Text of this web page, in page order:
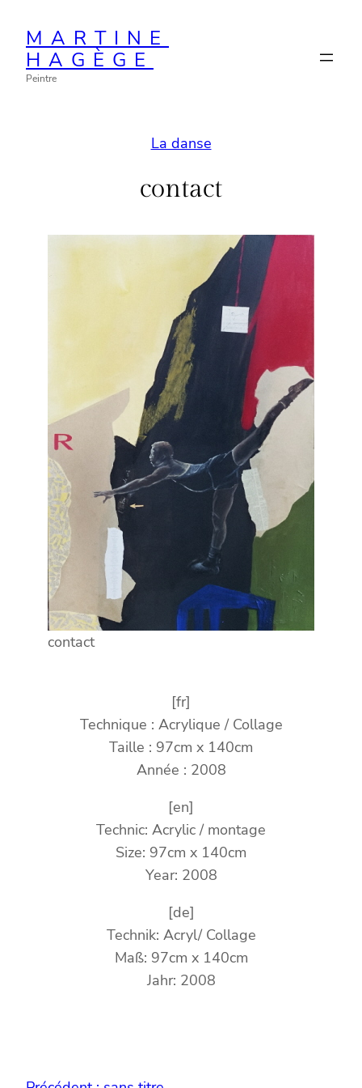
contenu
MARTINE
HAGÈGE
Peintre
La danse
contact
contact
[fr]
Technique : Acrylique / Collage
Taille : 97cm x 140cm
Année : 2008
[en]
Technic: Acrylic / montage
Size: 97cm x 140cm
Year: 2008
[de]
Technik: Acryl/ Collage
Maß: 97cm x 140cm
Jahr: 2008